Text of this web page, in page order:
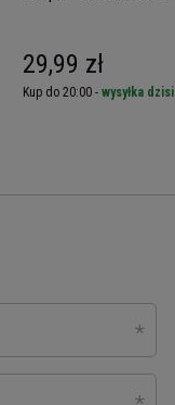
29,99 zł
Kup do 20:00 - wysyłka